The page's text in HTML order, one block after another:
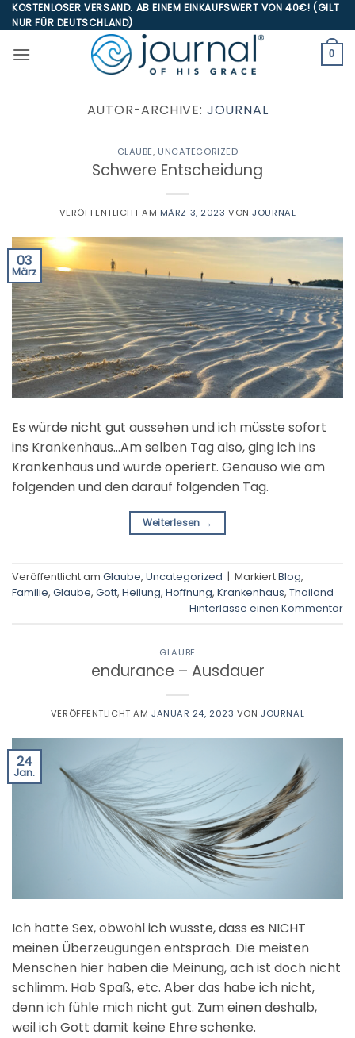
Zum
Inhalt
springen
KOSTENLOSER VERSAND. AB EINEM EINKAUFSWERT VON 40€! (GILT
NUR FÜR DEUTSCHLAND)
0
AUTOR-ARCHIVE: JOURNAL
GLAUBE, UNCATEGORIZED
Schwere Entscheidung
VERÖFFENTLICHT AM MÄRZ 3, 2023 VONJOURNAL
03
März
Es würde nicht gut aussehen und ich müsste sofort
ins Krankenhaus…Am selben Tag also, ging ich ins
Krankenhaus und wurde operiert. Genauso wie am
folgenden und den darauf folgenden Tag.
Weiterlesen →
Veröffentlicht am Glaube, Uncategorized | MarkiertBlog,
Familie, Glaube, Gott, Heilung, Hoffnung, Krankenhaus, Thailand
Hinterlasse einen Kommentar
GLAUBE
endurance – Ausdauer
VERÖFFENTLICHT AM JANUAR 24, 2023 VONJOURNAL
24
Jan.
Ich hatte Sex, obwohl ich wusste, dass es NICHT
meinen Überzeugungen entsprach. Die meisten
Menschen hier haben die Meinung, ach ist doch nicht
schlimm. Hab Spaß, etc. Aber das habe ich nicht,
denn ich fühle mich nicht gut. Zum einen deshalb,
weil ich Gott damit keine Ehre schenke.